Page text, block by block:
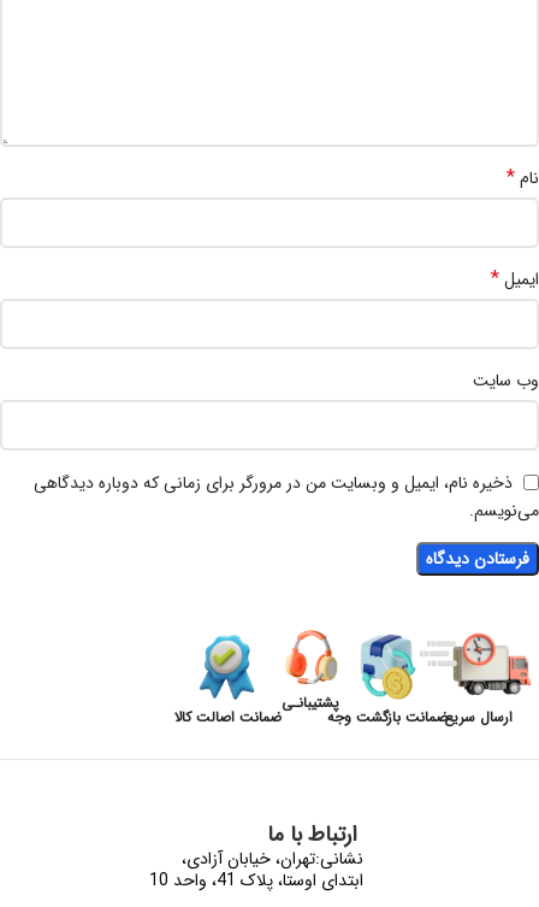
نام*
ایمیل*
وب‌ سایت
ذخیره نام، ایمیل و وبسایت من در مرورگر برای زمانی که دوباره دیدگاهی
می‌نویسم.
ارسال سریعضمانت بازگشت وجه
پشتیبانـی
ضمانت اصالت کالا
ارتباط با ما
نشانی:تهران، خیابان آزادی،
ابتدای اوستا، پلاک 41، واحد 10